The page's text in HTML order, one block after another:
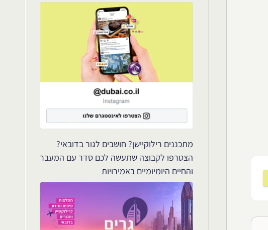
מתכננים רילוקיישן? חושבים לגור בדובאי?
הצטרפו לקבוצה שתעשה לכם סדר עם המעבר
והחיים היומיומיים באמירויות